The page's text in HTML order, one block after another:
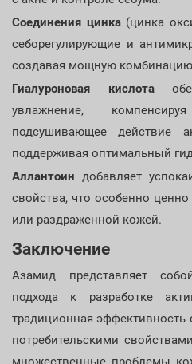
Соединения цинка(цинка
себорегулирующие и
создавая мощную
Гиалуроновая кислота
увлажнение,
подсушивающее действие
поддерживая оптимальный
Аллантоин добавляет
свойства, что особенно
или раздраженной кожей.
Заключение
Азамид представляет
подхода к разработке
традиционная эффективность
потребительскими